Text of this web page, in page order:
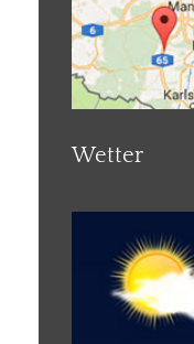
Wetter